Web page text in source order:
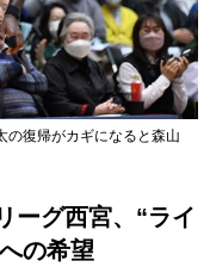
の復帰がカギになると森山
グ西宮、“ライ
の希望